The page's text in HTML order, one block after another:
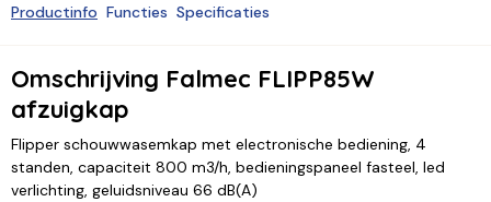
Productinfo Functies Specificaties
Omschrijving Falmec FLIPP85W
afzuigkap
Flipper schouwwasemkap met electronische bediening, 4
standen, capaciteit 800 m3/h, bedieningspaneel fasteel, led
verlichting, geluidsniveau 66 dB(A)